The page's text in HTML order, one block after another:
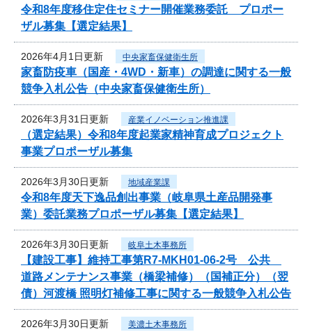
令和8年度移住定住セミナー開催業務委託 プロポー
ザル募集【選定結果】
2026年4月1日更新 中央家畜保健衛生所
家畜防疫車（国産・4WD・新車）の調達に関する一般
競争入札公告（中央家畜保健衛生所）
2026年3月31日更新 産業イノベーション推進課
（選定結果）令和8年度起業家精神育成プロジェクト
事業プロポーザル募集
2026年3月30日更新 地域産業課
令和8年度天下逸品創出事業（岐阜県土産品開発事
業）委託業務プロポーザル募集【選定結果】
2026年3月30日更新 岐阜土木事務所
【建設工事】維持工事第R7-MKH01-06-2号 公共
道路メンテナンス事業（橋梁補修）（国補正分）（翌
債）河渡橋 照明灯補修工事に関する一般競争入札公告
2026年3月30日更新 美濃土木事務所